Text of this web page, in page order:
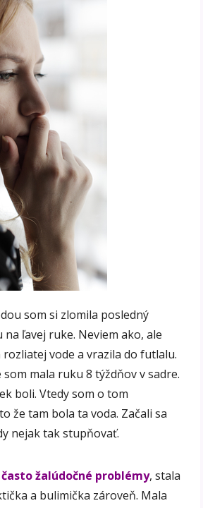
som si zlomila posledný
ľavej ruke. Neviem ako, ale
rozliatej vode a vrazila do futlalu.
mala ruku 8 týždňov v sadre.
boli. Vtedy som o tom
že tam bola ta voda. Začali sa
nejak tak stupňovať.
žalúdočné problémy, stala
a bulimička zároveň. Mala